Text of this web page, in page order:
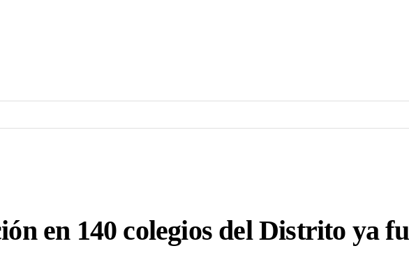
en 140 colegios del Distrito ya